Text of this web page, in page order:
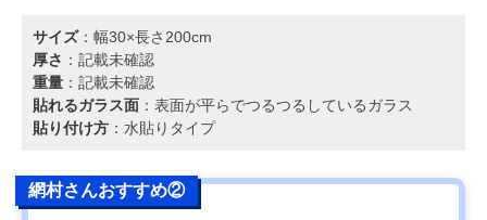
サイズ：幅30×長さ200cm
厚さ ：記載未確認
重量 ：記載未確認
貼れるガラス面 ：表面が平らでつるつるしているガラス
貼り付け方 ：水貼りタイプ
網村さんおすすめ②